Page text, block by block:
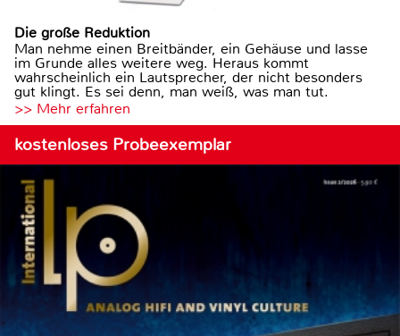
Die große Reduktion
Man nehme einen Breitbänder, ein Gehäuse und lasse
im Grunde alles weitere weg. Heraus kommt
wahrscheinlich ein Lautsprecher, der nicht besonders
gut klingt. Es sei denn, man weiß, was man tut.
>> Mehr erfahren
kostenloses Probeexemplar